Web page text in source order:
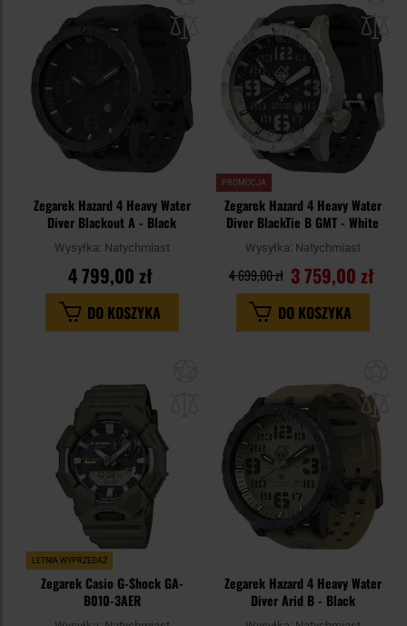
schowka
Zegarek Hazard 4 Heavy Water
Diver Blackout A - Black
Wysyłka: Natychmiast
4 799,00 zł
DO KOSZYKA
PROMOCJA
Zegarek Hazard 4 Heavy Water
Diver BlackTie B GMT - White
Wysyłka: Natychmiast
3 759,00 zł
4 699,00 zł
DO KOSZYKA
schowka
LETNIA WYPRZEDAŻ
Zegarek Casio G-Shock GA-
B010-3AER
Zegarek Hazard 4 Heavy Water
Diver Arid B - Black